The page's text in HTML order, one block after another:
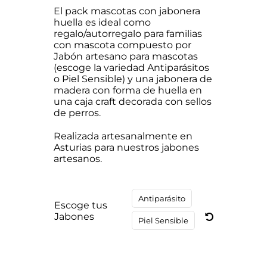
con
5.00
5 en base a
valoraciones
de clientes
El pack mascotas con jabonera
huella es ideal como
regalo/autorregalo para familias
con mascota compuesto por
Jabón artesano para mascotas
(escoge la variedad Antiparásitos
o Piel Sensible) y una jabonera de
madera con forma de huella en
una caja craft decorada con sellos
de perros.
Realizada artesanalmente en
Asturias para nuestros jabones
artesanos.
Escoge tus
Jabones
Antiparásito
Piel Sensible